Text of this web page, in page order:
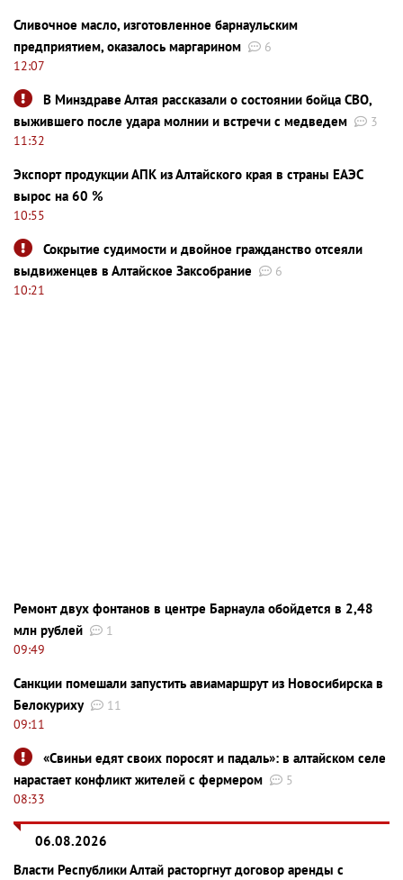
Сливочное масло, изготовленное барнаульским
предприятием, оказалось маргарином
6
12:07
В Минздраве Алтая рассказали о состоянии бойца СВО,
выжившего после удара молнии и встречи с медведем
3
11:32
Экспорт продукции АПК из Алтайского края в страны ЕАЭС
вырос на 60 %
10:55
Сокрытие судимости и двойное гражданство отсеяли
выдвиженцев в Алтайское Заксобрание
6
10:21
Ремонт двух фонтанов в центре Барнаула обойдется в 2,48
млн рублей
1
09:49
Санкции помешали запустить авиамаршрут из Новосибирска в
Белокуриху
11
09:11
«Свиньи едят своих поросят и падаль»: в алтайском селе
нарастает конфликт жителей с фермером
5
08:33
06.08.2026
Власти Республики Алтай расторгнут договор аренды с